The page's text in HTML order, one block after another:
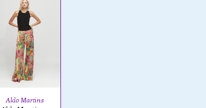
Aldo Martins